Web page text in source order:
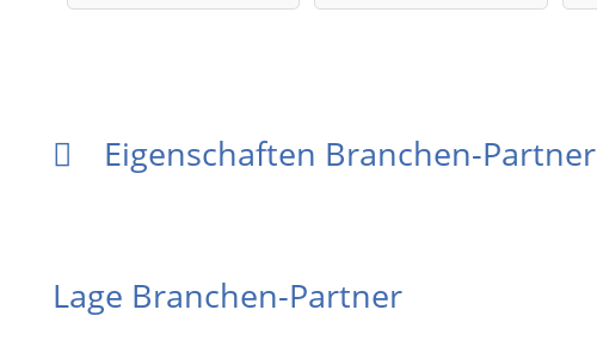
Eigenschaften Branchen-Partner
Lage Branchen-Partner